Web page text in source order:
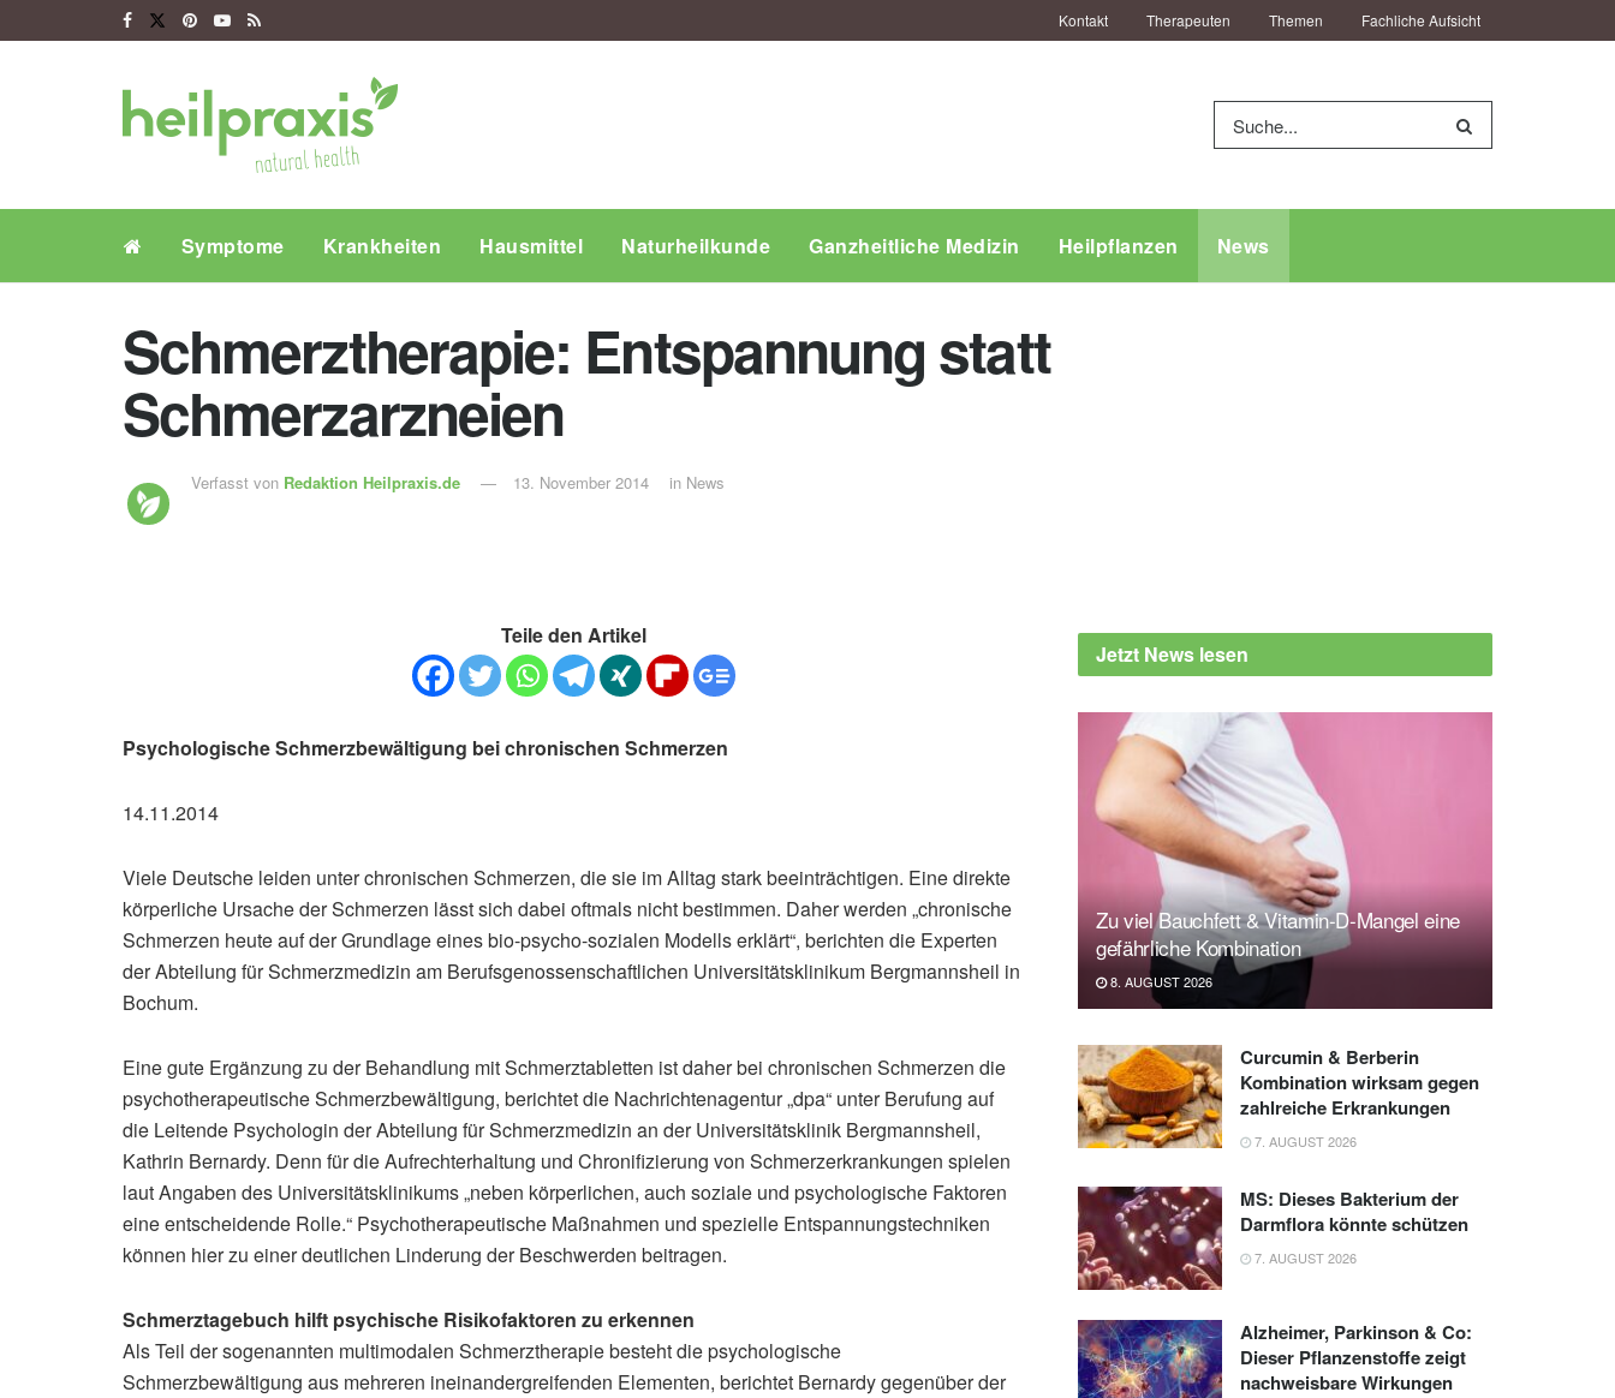
Kontakt Therapeuten Themen Fachliche Aufsicht
Symptome Krankheiten Hausmittel Naturheilkunde Ganzheitliche Medizin Heilpflanzen News
Schmerztherapie: Entspannung statt
Schmerzarzneien
Verfasst von Redaktion Heilpraxis.de 13. November 2014 in News
Teile den Artikel
Psychologische Schmerzbewältigung bei chronischen Schmerzen
14.11.2014
Viele Deutsche leiden unter chronischen Schmerzen, die sie im Alltag stark beeinträchtigen. Eine direkte
körperliche Ursache der Schmerzen lässt sich dabei oftmals nicht bestimmen. Daher werden „chronische
Schmerzen heute auf der Grundlage eines bio-psycho-sozialen Modells erklärt“, berichten die Experten
der Abteilung für Schmerzmedizin am Berufsgenossenschaftlichen Universitätsklinikum Bergmannsheil in
Bochum.
Eine gute Ergänzung zu der Behandlung mit Schmerztabletten ist daher bei chronischen Schmerzen die
psychotherapeutische Schmerzbewältigung, berichtet die Nachrichtenagentur „dpa“ unter Berufung auf
die Leitende Psychologin der Abteilung für Schmerzmedizin an der Universitätsklinik Bergmannsheil,
Kathrin Bernardy. Denn für die Aufrechterhaltung und Chronifizierung von Schmerzerkrankungen spielen
laut Angaben des Universitätsklinikums „neben körperlichen, auch soziale und psychologische Faktoren
eine entscheidende Rolle.“ Psychotherapeutische Maßnahmen und spezielle Entspannungstechniken
können hier zu einer deutlichen Linderung der Beschwerden beitragen.
Schmerztagebuch hilft psychische Risikofaktoren zu erkennen
Als Teil der sogenannten multimodalen Schmerztherapie besteht die psychologische
Schmerzbewältigung aus mehreren ineinandergreifenden Elementen, berichtet Bernardy gegenüber der
Jetzt News lesen
Zu viel Bauchfett & Vitamin-D-Mangel eine
gefährliche Kombination
8. AUGUST 2026
Curcumin & Berberin
Kombination wirksam gegen
zahlreiche Erkrankungen
7. AUGUST 2026
MS: Dieses Bakterium der
Darmflora könnte schützen
7. AUGUST 2026
Alzheimer, Parkinson & Co:
Dieser Pflanzenstoffe zeigt
nachweisbare Wirkungen